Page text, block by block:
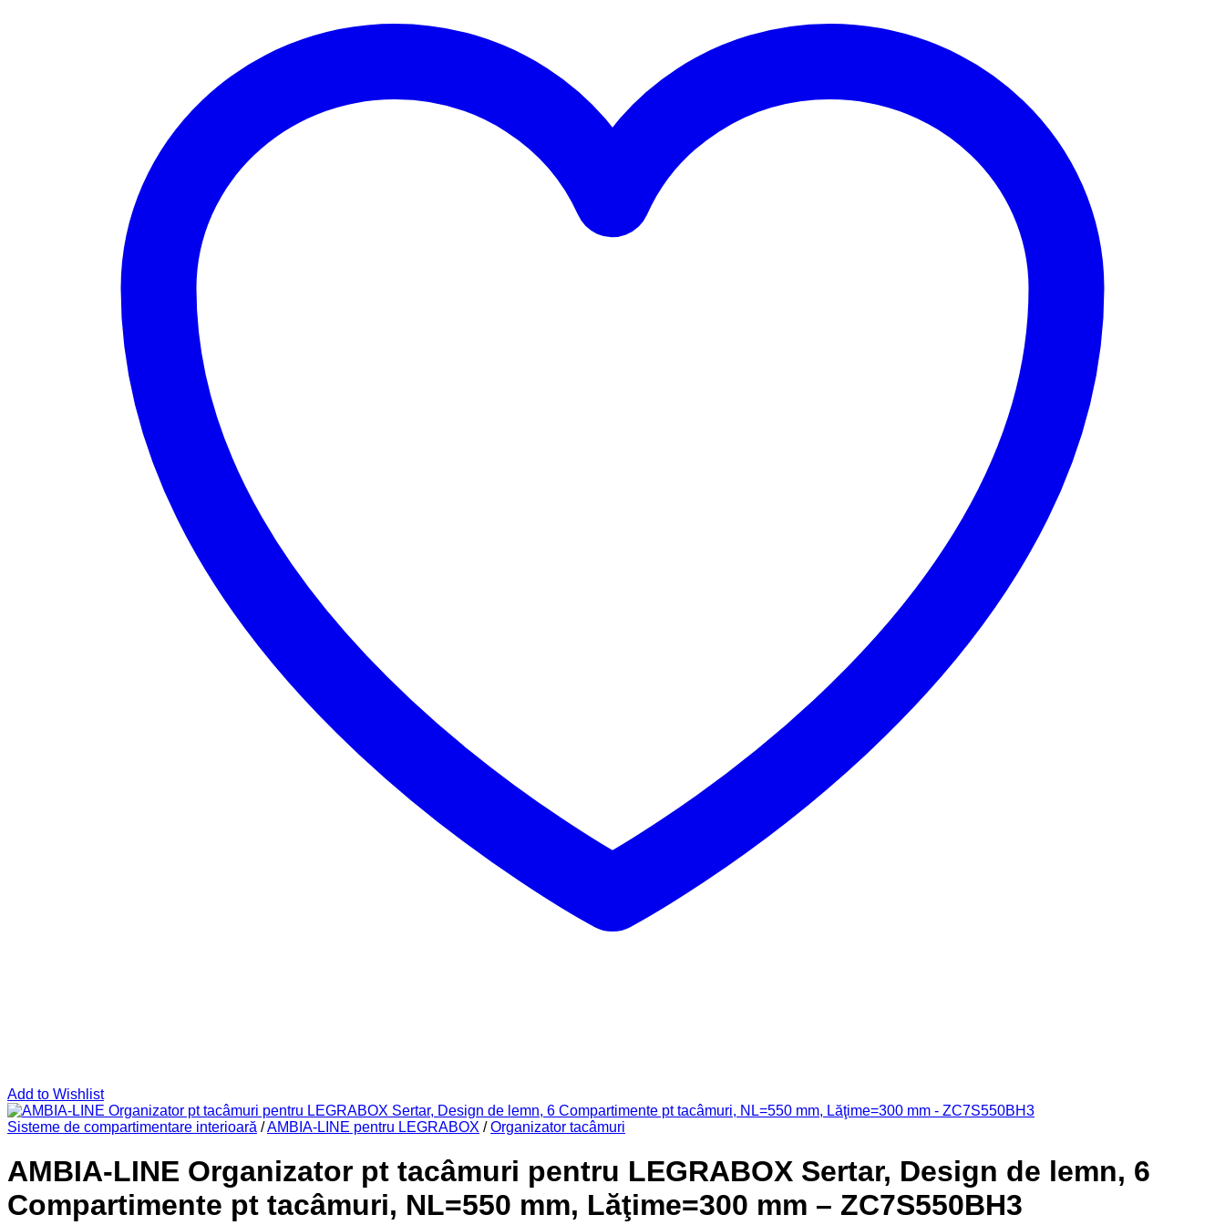
Add to Wishlist
Sisteme de compartimentare interioară /AMBIA-LINE pentru LEGRABOX / Organizator tacâmuri
AMBIA-LINE Organizator pt tacâmuri pentru LEGRABOX Sertar, Design de lemn, 6
Compartimente pt tacâmuri, NL=550 mm, Lăţime=300 mm – ZC7S550BH3